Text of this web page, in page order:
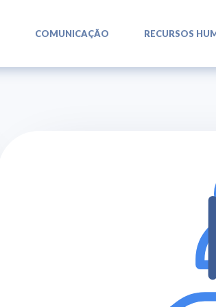
COMUNICAÇÃO RECURSOS